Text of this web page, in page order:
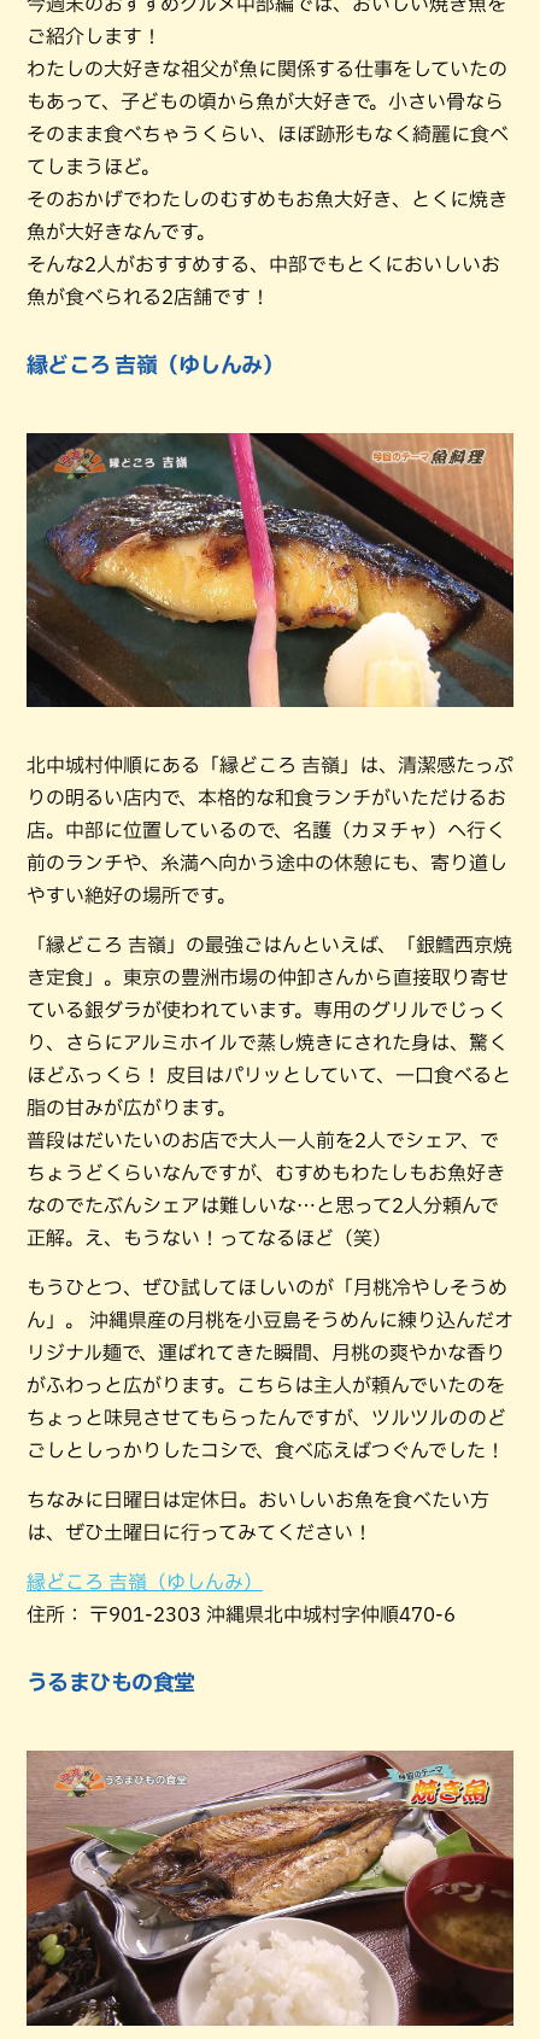
ご紹介します！
わたしの大好きな祖父が魚に関係する仕事をしていたの
もあって、子どもの頃から魚が大好きで。小さい骨なら
そのまま食べちゃうくらい、ほぼ跡形もなく綺麗に食べ
てしまうほど。
そのおかげでわたしのむすめもお魚大好き、とくに焼き
魚が大好きなんです。
そんな2人がおすすめする、中部でもとくにおいしいお
魚が食べられる2店舗です！
縁どころ 吉嶺（ゆしんみ）
北中城村仲順にある「縁どころ 吉嶺」は、清潔感たっぷ
りの明るい店内で、本格的な和食ランチがいただけるお
店。中部に位置しているので、名護（カヌチャ）へ行く
前のランチや、糸満へ向かう途中の休憩にも、寄り道し
やすい絶好の場所です。
「縁どころ 吉嶺」の最強ごはんといえば、「銀鱈西京焼
き定食」。東京の豊洲市場の仲卸さんから直接取り寄せ
ている銀ダラが使われています。専用のグリルでじっく
り、さらにアルミホイルで蒸し焼きにされた身は、驚く
ほどふっくら！ 皮目はパリッとしていて、一口食べると
脂の甘みが広がります。
普段はだいたいのお店で大人一人前を2人でシェア、で
ちょうどくらいなんですが、むすめもわたしもお魚好き
なのでたぶんシェアは難しいな…と思って2人分頼んで
正解。え、もうない！ってなるほど（笑）
もうひとつ、ぜひ試してほしいのが「月桃冷やしそうめ
ん」。 沖縄県産の月桃を小豆島そうめんに練り込んだオ
リジナル麺で、運ばれてきた瞬間、月桃の爽やかな香り
がふわっと広がります。こちらは主人が頼んでいたのを
ちょっと味見させてもらったんですが、ツルツルののど
ごしとしっかりしたコシで、食べ応えばつぐんでした！
ちなみに日曜日は定休日。おいしいお魚を食べたい方
は、ぜひ土曜日に行ってみてください！
縁どころ 吉嶺（ゆしんみ）
住所： 〒901-2303 沖縄県北中城村字仲順470-6
うるまひもの食堂